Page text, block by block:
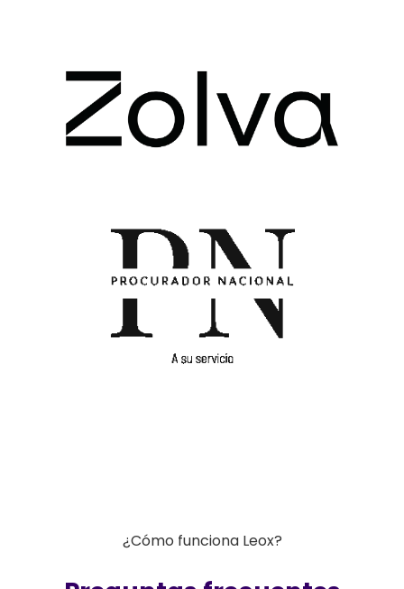
¿Cómo funciona Leox?